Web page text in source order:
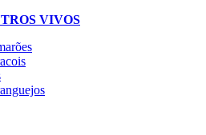
VIVOS